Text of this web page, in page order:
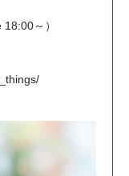
～）